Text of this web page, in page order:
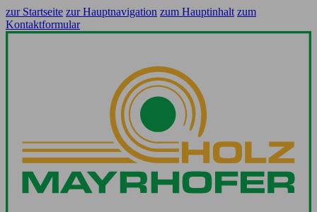
zur Startseite zur Hauptnavigation zum Hauptinhalt zum
Kontaktformular